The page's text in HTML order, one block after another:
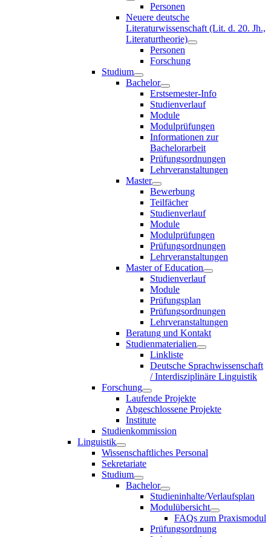
Personen
Neuere deutsche
Literaturwissenschaft (Lit. d. 20. Jh.,
Literaturtheorie)
Personen
Forschung
Studium
Bachelor
Erstsemester-Info
Studienverlauf
Module
Modulprüfungen
Informationen zur
Bachelorarbeit
Prüfungsordnungen
Lehrveranstaltungen
Master
Bewerbung
Teilfächer
Studienverlauf
Module
Modulprüfungen
Prüfungsordnungen
Lehrveranstaltungen
Master of Education
Studienverlauf
Module
Prüfungsplan
Prüfungsordnungen
Lehrveranstaltungen
Beratung und Kontakt
Studienmaterialien
Linkliste
Deutsche Sprachwissenschaft
/ Interdisziplinäre Linguistik
Forschung
Laufende Projekte
Abgeschlossene Projekte
Institute
Studienkommission
Linguistik
Wissenschaftliches Personal
Sekretariate
Studium
Bachelor
Studieninhalte/Verlaufsplan
Modulübersicht
FAQs zum Praxismodul
Prüfungsordnung